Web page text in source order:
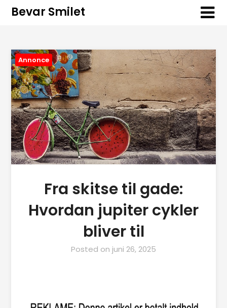
Bevar Smilet
Annonce
Fra skitse til gade:
Hvordan jupiter cykler
bliver til
Posted on juni 26, 2025